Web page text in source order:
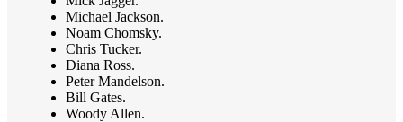
Michael Jackson.
Noam Chomsky.
Chris Tucker.
Diana Ross.
Peter Mandelson.
Bill Gates.
Woody Allen.